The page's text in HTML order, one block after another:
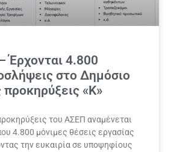
Έρχονται 4.800
στο Δημόσιο
«Κ»
του ΑΣΕΠ αναμένεται
4.800 μόνιμες θέσεις εργασίας
την ευκαιρία σε υποψηφίους